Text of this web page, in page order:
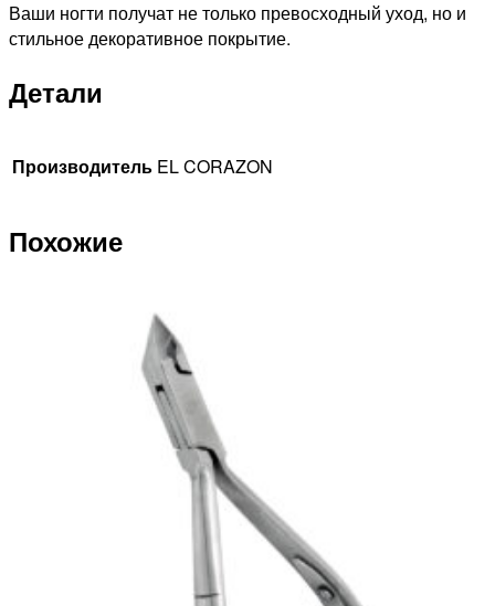
Ваши ногти получат не только превосходный уход, но и
стильное декоративное покрытие.
Детали
Производитель EL CORAZON
Похожие